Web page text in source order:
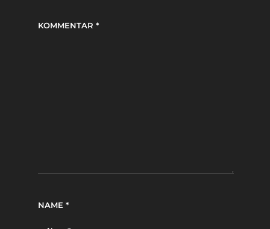
KOMMENTAR *
NAME *